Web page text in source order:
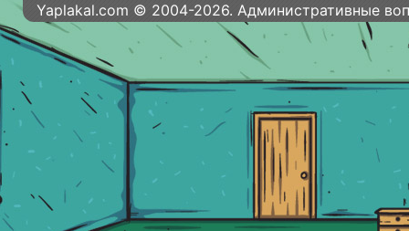
Yaplakal.com © 2004-2026. Административные